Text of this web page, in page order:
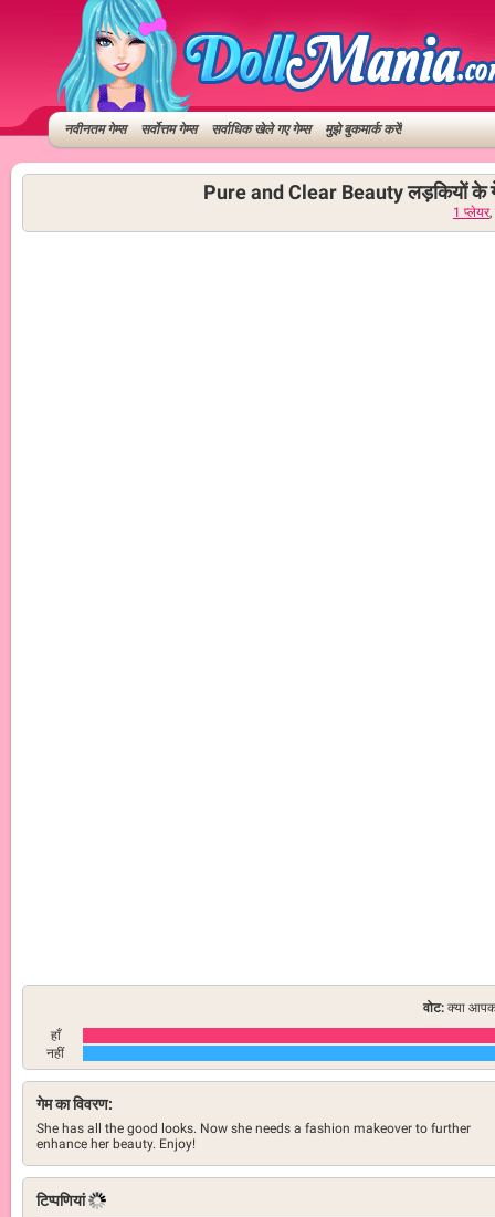
नवीनतम गेम्स सर्वोत्तम गेम्स सर्वाधिक खेले गए गेम्स मुझे बुकमार्क करें!
Pure and Clear Beauty लड़कियों के
1 प्लेयर,
वोट: क्या
हाँ
नहीं
गेम का विवरण:
She has all the good looks. Now she needs a fashion makeover to further
enhance her beauty. Enjoy!
टिप्पणियां